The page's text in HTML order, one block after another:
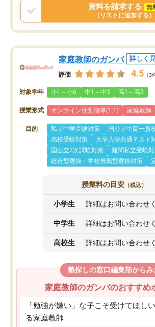
資料を請求する
無
（リストに追加する）
家庭教師のガンバ 詳しく
評価 4.5 （3
対象学年 小1～小6 中1～中3 高1～高3
授業形式 オンライン個別指導(1:1) 家庭教師
目的 私立中学受験対策
国公立中高一貫
高校受験対策
大学入学共通テスト
国公立2次試験対策
難関私立受験
総合型選抜・学校推薦型選抜対策
授業料の目安 （税込）
小学生 詳細はお問い合わせ
中学生 詳細はお問い合わせ
高校生 詳細はお問い合わせ
塾探しの窓口編集部からみ
家庭教師のガンバのおすすめ
「勉強が嫌い」な子こそ受けてほし
る家庭教師